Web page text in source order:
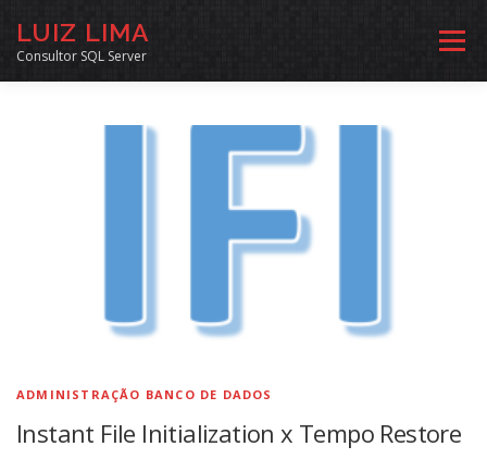
LUIZ LIMA
Consultor SQL Server
Menu
MENTORIA SQL CURSOS EXERCÍCIOS SQL
LINKS COMUNIDADE
ADMINISTRAÇÃO BANCO DE DADOS
Instant File Initialization x Tempo Restore